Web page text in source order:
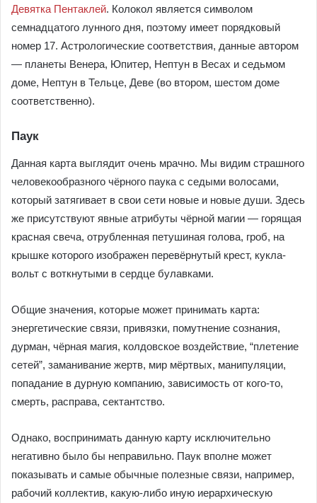
Девятка Пентаклей. Колокол является символом
семнадцатого лунного дня, поэтому имеет порядковый
номер 17. Астрологические соответствия, данные автором
— планеты Венера, Юпитер, Нептун в Весах и седьмом
доме, Нептун в Тельце, Деве (во втором, шестом доме
соответственно).
Паук
Данная карта выглядит очень мрачно. Мы видим страшного
человекообразного чёрного паука с седыми волосами,
который затягивает в свои сети новые и новые души. Здесь
же присутствуют явные атрибуты чёрной магии — горящая
красная свеча, отрубленная петушиная голова, гроб, на
крышке которого изображен перевёрнутый крест, кукла-
вольт с воткнутыми в сердце булавками.
Общие значения, которые может принимать карта:
энергетические связи, привязки, помутнение сознания,
дурман, чёрная магия, колдовское воздействие, “плетение
сетей”, заманивание жертв, мир мёртвых, манипуляции,
попадание в дурную компанию, зависимость от кого-то,
смерть, расправа, сектантство.
Однако, воспринимать данную карту исключительно
негативно было бы неправильно. Паук вполне может
показывать и самые обычные полезные связи, например,
рабочий коллектив, какую-либо иную иерархическую